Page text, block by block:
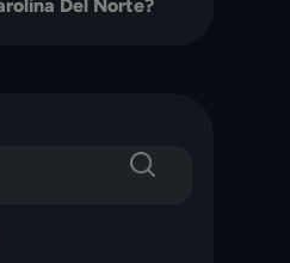
Del Norte?